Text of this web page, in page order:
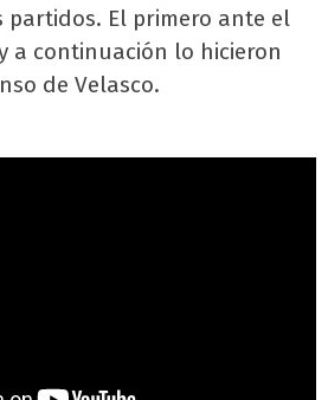
partidos. El primero ante el
a continuación lo hicieron
de Velasco.